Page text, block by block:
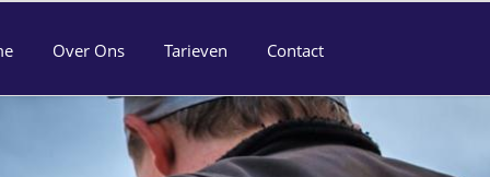
Over Ons Tarieven Contact